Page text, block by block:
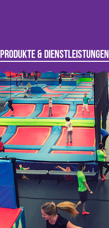
Produkte & Dienstleistungen